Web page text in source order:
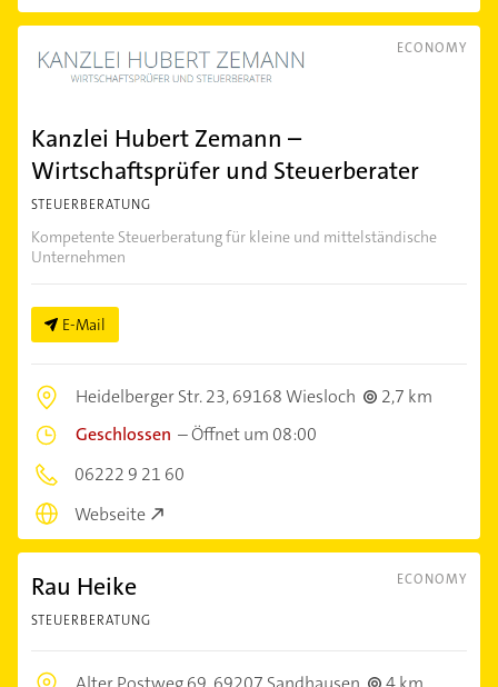
ECONOMY
Kanzlei Hubert Zemann –
Wirtschaftsprüfer und Steuerberater
STEUERBERATUNG
Kompetente Steuerberatung für kleine und mittelständische
Unternehmen
E-Mail
Heidelberger Str. 23,69168 Wiesloch
2,7 km
Geschlossen –Öffnet um 08:00
06222 9 21 60
Webseite
ECONOMY
Rau Heike
STEUERBERATUNG